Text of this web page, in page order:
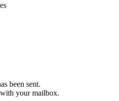
been sent.
your mailbox.